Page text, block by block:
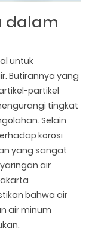
dalam
untuk
Butirannya yang
partikel
tingkat
Selain
korosi
yang sangat
air
bahwa air
air minum